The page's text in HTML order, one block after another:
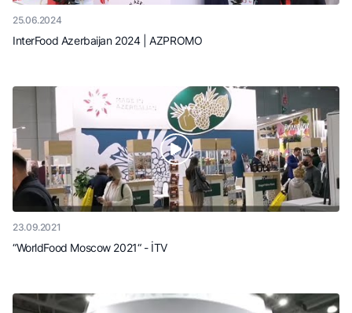
25.06.2024
InterFood Azerbaijan 2024 | AZPROMO
23.09.2021
“WorldFood Moscow 2021“ - İTV